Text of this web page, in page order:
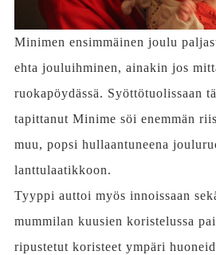
Minimen ensimmäinen joulu
ehta jouluihminen, ainakin jos
ruokapöydässä. Syöttötuolissaan
tapittanut Minime söi enemmän
muu, popsi hullaantuneena
lanttulaatikkoon.
Tyyppi auttoi myös innoissaan
mummilan kuusien koristelussa
ripustetut koristeet ympäri